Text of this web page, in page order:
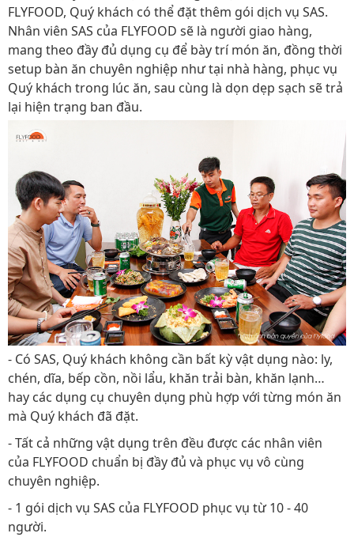
FLYFOOD, Quý khách có thể đặt thêm gói dịch vụ SAS.
Nhân viên SAS của FLYFOOD sẽ là người giao hàng,
mang theo đầy đủ dụng cụ để bày trí món ăn, đồng thời
setup bàn ăn chuyên nghiệp như tại nhà hàng, phục vụ
Quý khách trong lúc ăn, sau cùng là dọn dẹp sạch sẽ trả
lại hiện trạng ban đầu.
- Có SAS, Quý khách không cần bất kỳ vật dụng nào: ly,
chén, dĩa, bếp cồn, nồi lẩu, khăn trải bàn, khăn lạnh…
hay các dụng cụ chuyên dụng phù hợp với từng món ăn
mà Quý khách đã đặt.
- Tất cả những vật dụng trên đều được các nhân viên
của FLYFOOD chuẩn bị đầy đủ và phục vụ vô cùng
chuyên nghiệp.
- 1 gói dịch vụ SAS của FLYFOOD phục vụ từ 10 - 40
người.